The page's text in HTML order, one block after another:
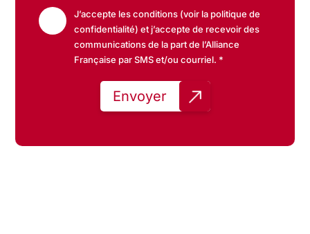
J’accepte les conditions (voir la politique de
confidentialité) et j’accepte de recevoir des
communications de la part de l’Alliance
Française par SMS et/ou courriel. *